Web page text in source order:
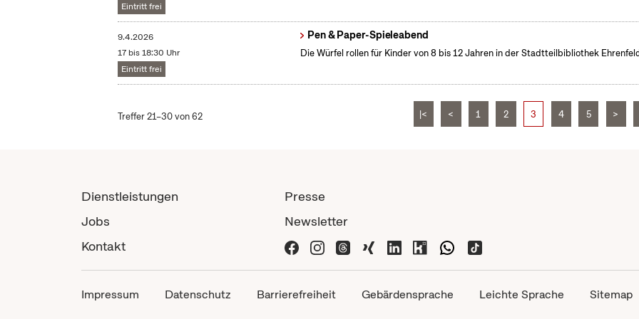
Eintritt frei
9.4.2026
17 bis 18:30 Uhr
Eintritt frei
Pen & Paper-Spieleabend
Die Würfel rollen für Kinder von 8 bis 12 Jahren in der Stadtteilbibliothek
Treffer 21–30 von 62 |< < 1 2 3 4 5 >
Dienstleistungen
Jobs
Kontakt
Presse
Newsletter
Impressum Datenschutz Barrierefreiheit Gebärdensprache Leichte Sprache Sitemap